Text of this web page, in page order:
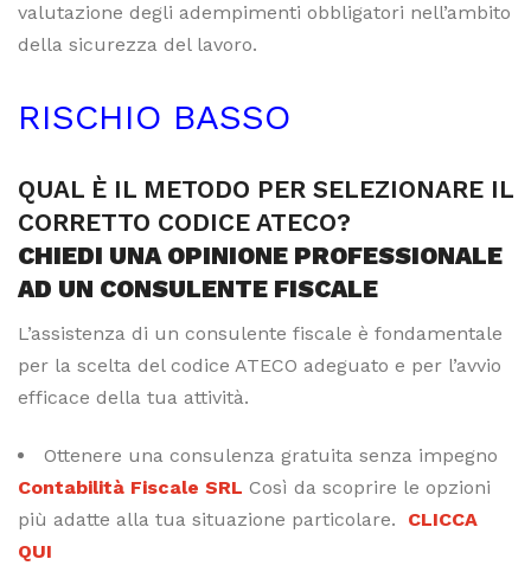
valutazione degli adempimenti obbligatori nell’ambito
della sicurezza del lavoro.
RISCHIO BASSO
QUAL È IL METODO PER SELEZIONARE IL
CORRETTO CODICE ATECO?
CHIEDI UNA OPINIONE PROFESSIONALE
AD UN CONSULENTE FISCALE
L’assistenza di un consulente fiscale è fondamentale
per la scelta del codice ATECO adeguato e per l’avvio
efficace della tua attività.
Ottenere una consulenza gratuita senza impegno
Contabilità Fiscale SRL Così da scoprire le opzioni
più adatte alla tua situazione particolare. CLICCA
QUI